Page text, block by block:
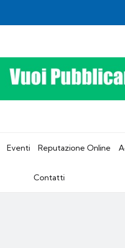
Eventi Reputazione Online
Contatti